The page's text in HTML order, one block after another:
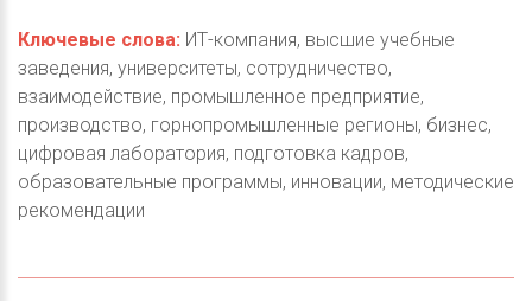
Ключевые слова: ИТ-компания, высшие учебные
заведения, университеты, сотрудничество,
взаимодействие, промышленное предприятие,
производство, горнопромышленные регионы, бизнес,
цифровая лаборатория, подготовка кадров,
образовательные программы, инновации, методические
рекомендации